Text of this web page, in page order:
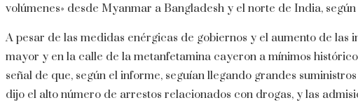
volúmenes» desde Myanmar a Bangladesh y el norte de India,
A pesar de las medidas enérgicas de gobiernos y el aumento de las
mayor y en la calle de la metanfetamina cayeron a mínimos
señal de que, según el informe, seguían llegando grandes
dijo el alto número de arrestos relacionados con drogas, y las